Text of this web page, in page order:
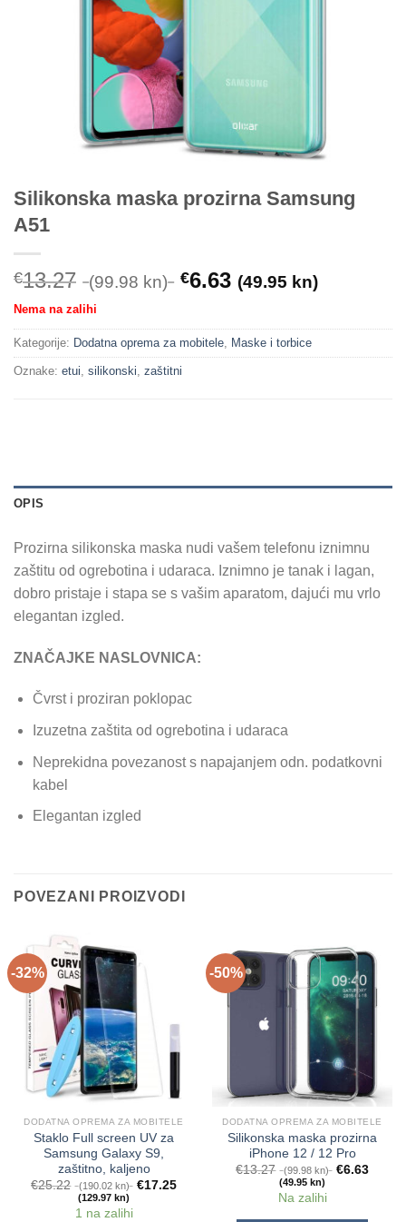
Silikonska maska prozirna Samsung
A51
€13.27 (99.98 kn) €6.63 (49.95 kn)
Nema na zalihi
Kategorije: Dodatna oprema za mobitele Maske i torbice
Oznake: etui silikonski zaštitni
OPIS
Prozirna silikonska maska ​​nudi vašem telefonu iznimnu
zaštitu od ogrebotina i udaraca. Iznimno je tanak i lagan,
dobro pristaje i stapa se s vašim aparatom, dajući mu vrlo
elegantan izgled.
ZNAČAJKE NASLOVNICA:
Čvrst i proziran poklopac
Izuzetna zaštita od ogrebotina i udaraca
Neprekidna povezanost s napajanjem odn. podatkovni
kabel
Elegantan izgled
POVEZANI PROIZVODI
-32%
DODATNA OPREMA ZA MOBITELE
Staklo Full screen UV za
Samsung Galaxy S9,
zaštitno, kaljeno
€25.22 (190.02 kn) €17.25
(129.97 kn)
1 na zalihi
-50%
DODATNA OPREMA ZA MOBITELE
Silikonska maska prozirna
iPhone 12 / 12 Pro
€13.27 (99.98 kn) €6.63
(49.95 kn)
Na zalihi